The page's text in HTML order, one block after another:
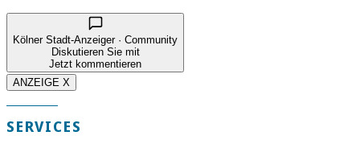
Kölner Stadt-Anzeiger · Community
Diskutieren Sie mit
Jetzt kommentieren
ANZEIGE X
SERVICES